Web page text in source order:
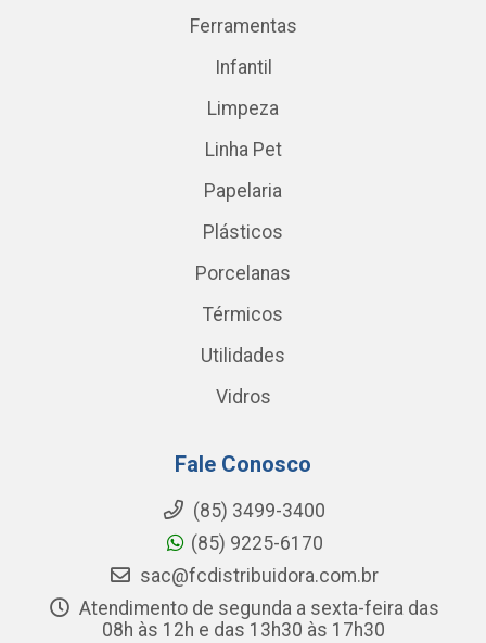
Ferramentas
Infantil
Limpeza
Linha Pet
Papelaria
Plásticos
Porcelanas
Térmicos
Utilidades
Vidros
Fale Conosco
(85) 3499-3400
(85) 9225-6170
sac@fcdistribuidora.com.br
Atendimento de segunda a sexta-feira das
08h às 12h e das 13h30 às 17h30